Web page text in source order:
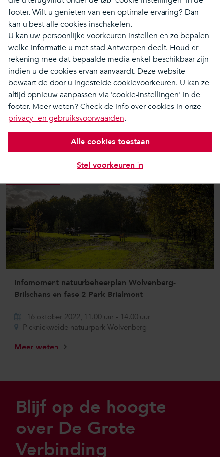
Over
Tijdlijn
Doe mee
Media & Nieuws
Volgend moment
Er is momenteel geen moment ingepland.
Afgelopen momenten
Infomoment natuurbeheerplan Wolvenberg-
Brilschans en fase 2 Park Brialmont
16 oktober 2022, 11.00 uur - 14.00 uur
Picknickweide natuurpark Wolvenberg
Meer weten
footer. Wilt u genieten van een optimale ervaring? Dan
kan u best alle cookies inschakelen.
U kan uw persoonlijke voorkeuren instellen en zo bepalen
welke informatie u met stad Antwerpen deelt. Houd er
rekening mee dat bepaalde media enkel beschikbaar zijn
indien u de cookies ervan aanvaardt. Deze website
bewaart de door u ingestelde cookievoorkeuren. U kan ze
altijd opnieuw aanpassen via 'cookie-instellingen' in de
footer. Meer weten? Check de info over cookies in onze
privacy- en gebruiksvoorwaarden.
Alle cookies toestaan
Stel voorkeuren in
Blijf op de hoogte
over De Grote
Verbinding